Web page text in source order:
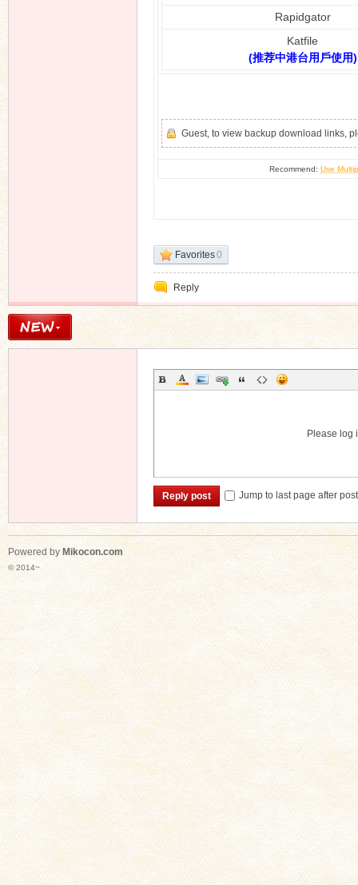
Rapidgator
Katfile
(推荐中港台用戶使用)
Guest, to view backup download links,
Recommend:Use
Favorites0
Reply
Please log
Reply post Jump to last page after
Powered by Mikocon.com
© 2014~